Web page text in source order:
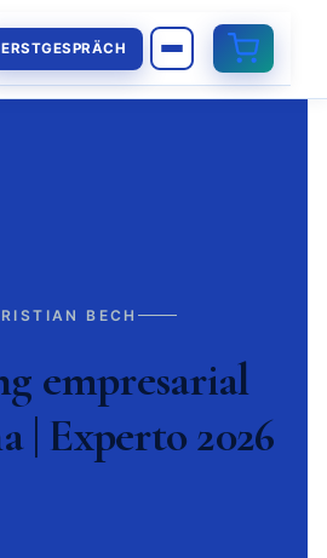
ERSTGESPRÄCH
BECH
empresarial
| Experto 2026